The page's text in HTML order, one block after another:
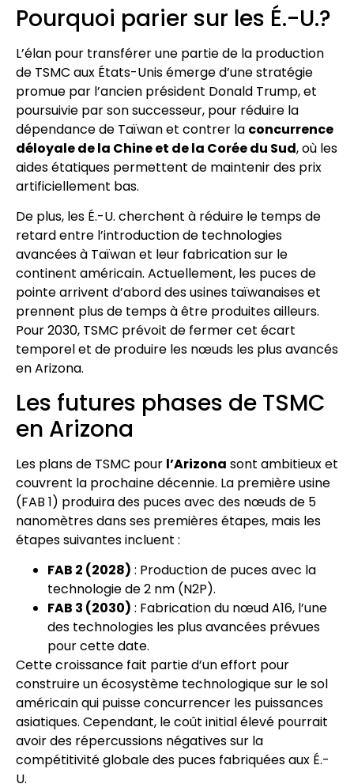
Pourquoi parier sur les É.-U.?
L’élan pour transférer une partie de la production
de TSMC aux États-Unis émerge d’une stratégie
promue par l’ancien président Donald Trump, et
poursuivie par son successeur, pour réduire la
dépendance de Taïwan et contrer la concurrence
déloyale de la Chine et de la Corée du Sud, où les
aides étatiques permettent de maintenir des prix
artificiellement bas.
De plus, les É.-U. cherchent à réduire le temps de
retard entre l’introduction de technologies
avancées à Taïwan et leur fabrication sur le
continent américain. Actuellement, les puces de
pointe arrivent d’abord des usines taïwanaises et
prennent plus de temps à être produites ailleurs.
Pour 2030, TSMC prévoit de fermer cet écart
temporel et de produire les nœuds les plus avancés
en Arizona.
Les futures phases de TSMC
en Arizona
Les plans de TSMC pour l’Arizona sont ambitieux et
couvrent la prochaine décennie. La première usine
(FAB 1) produira des puces avec des nœuds de 5
nanomètres dans ses premières étapes, mais les
étapes suivantes incluent :
FAB 2 (2028) : Production de puces avec la
technologie de 2 nm (N2P).
FAB 3 (2030) : Fabrication du nœud A16, l’une
des technologies les plus avancées prévues
pour cette date.
Cette croissance fait partie d’un effort pour
construire un écosystème technologique sur le sol
américain qui puisse concurrencer les puissances
asiatiques. Cependant, le coût initial élevé pourrait
avoir des répercussions négatives sur la
compétitivité globale des puces fabriquées aux É.-
U.